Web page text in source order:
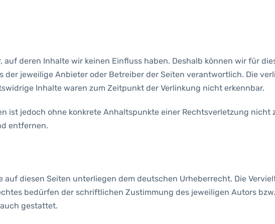
deren Inhalte wir keinen Einfluss haben. Deshalb können wir für
jeweilige Anbieter oder Betreiber der Seiten verantwortlich. Die
Inhalte waren zum Zeitpunkt der Verlinkung nicht erkennbar.
ist jedoch ohne konkrete Anhaltspunkte einer Rechtsverletzung nicht
entfernen.
diesen Seiten unterliegen dem deutschen Urheberrecht. Die
bedürfen der schriftlichen Zustimmung des jeweiligen Autors
gestattet.